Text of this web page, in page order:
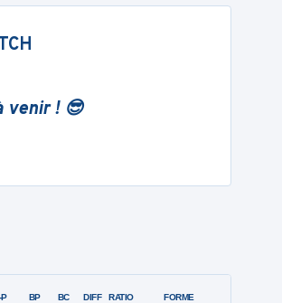
venir ! 😎
P BP BC DIFF RATIO FORME